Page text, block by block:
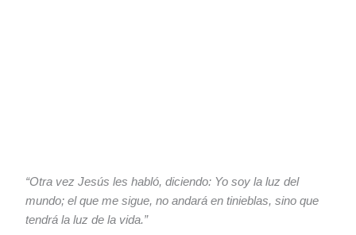
“Otra vez Jesús les habló, diciendo: Yo soy la luz del
mundo; el que me sigue, no andará en tinieblas, sino que
tendrá la luz de la vida.”